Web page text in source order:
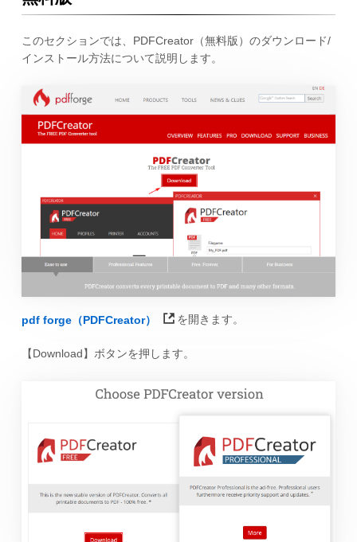
このセクションでは、PDFCreator（無料版）のダウンロード/
インストール方法について説明します。
pdf forge（PDFCreator） を開きます。
【Download】ボタンを押します。